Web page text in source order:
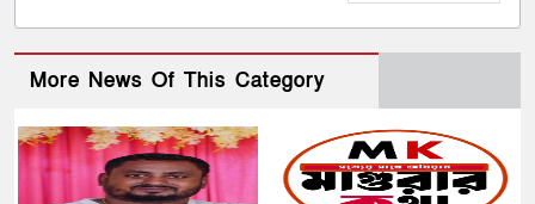
More News Of This Category